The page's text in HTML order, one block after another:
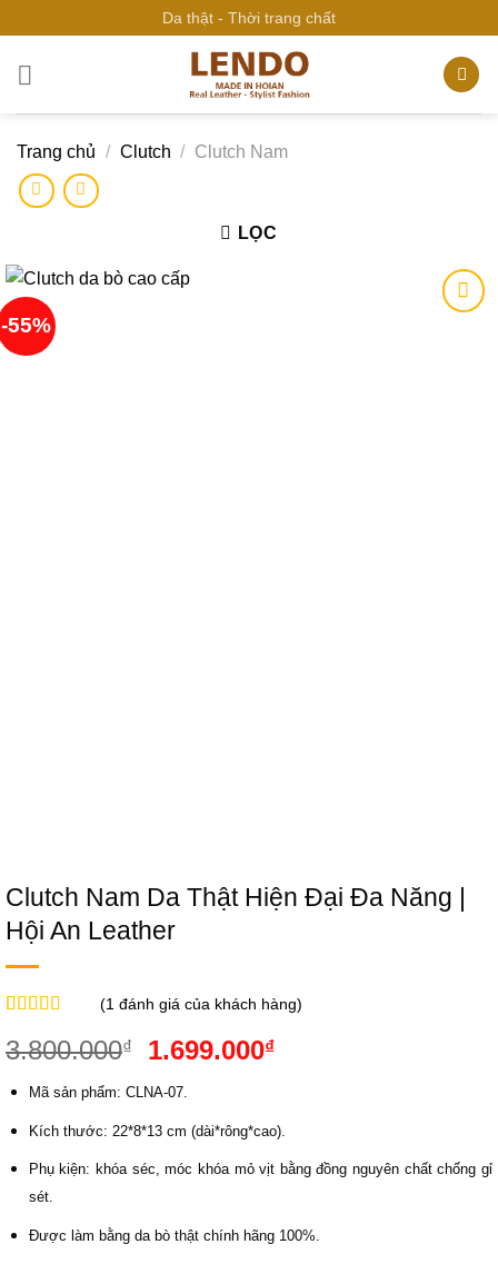
qua
nội
Da thật - Thời trang chất
Trang chủ / Clutch / Clutch Nam
LỌC
-55%
Clutch Nam Da Thật Hiện Đại Đa Năng |
Hội An Leather
dựa trên
đánh giá
(1đánh giá của khách hàng)
3.800.000₫
Giá
là:
3.800.000₫.
1.699.000₫Giá
là:
1.699.000₫.
Mã sản phẩm: CLNA-07.
Kích thước: 22*8*13 cm (dài*rông*cao).
Phụ kiện: khóa séc, móc khóa mỏ vịt bằng đồng nguyên chất chống gỉ
sét.
Được làm bằng da bò thật chính hãng 100%.